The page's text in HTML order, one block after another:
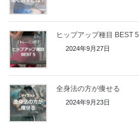
ヒップアップ種目 BEST 5
2024年9月27日
全身法の方が痩せる
2024年9月23日